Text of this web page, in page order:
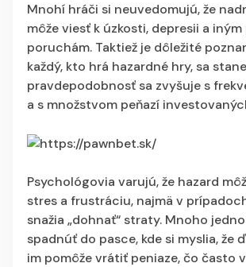
Mnohí hráči si neuvedomujú, že
môže viesť k úzkosti, depresii a
poruchám. Taktiež je dôležité
každý, kto hrá hazardné hry, sa
pravdepodobnosť sa zvyšuje s
a s množstvom peňazí
Psychológovia varujú, že hazard
stres a frustráciu, najmä v
snažia „dohnať“ straty. Mnoho
spadnúť do pasce, kde si myslia, že
im pomôže vrátiť peniaze, čo často